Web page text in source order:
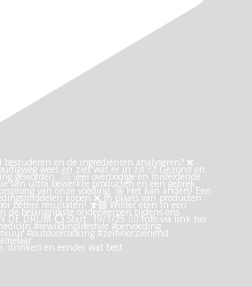
drinken en eender wat best